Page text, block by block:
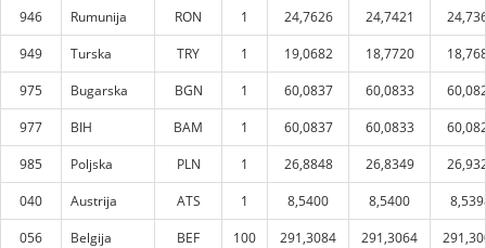
946
Rumunija RON 1 24,7626 24,7421
949
Turska TRY 1 19,0682 18,7720
975
Bugarska BGN 1 60,0837 60,0833
977
BIH BAM 1 60,0837 60,0833
985
Poljska PLN 1 26,8848 26,8349
040
Austrija ATS 1 8,5400 8,5400
056
Belgija BEF 100 291,3084 291,3064